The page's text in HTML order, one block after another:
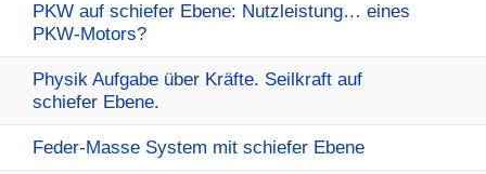
PKW auf schiefer Ebene: Nutzleistung… eines
PKW-Motors?
Physik Aufgabe über Kräfte. Seilkraft auf
schiefer Ebene.
Feder-Masse System mit schiefer Ebene